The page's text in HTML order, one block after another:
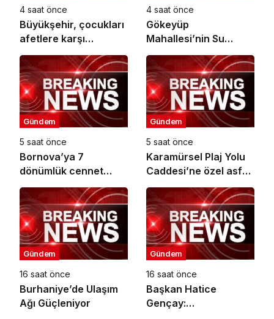
4 saat önce
Büyükşehir, çocukları
afetlere karşı
bilinçlendiriyor
4 saat önce
Gökeyüp
Mahallesi’nin Su
Sorunu Çözüme
Kavuşturuldu
Gündem
5 saat önce
Bornova’ya 7
dönümlük cennet
bahçesi
Gündem
5 saat önce
Karamürsel Plaj Yolu
Caddesi’ne özel asfalt
dokunuşu
Gündem
16 saat önce
Burhaniye’de Ulaşım
Ağı Güçleniyor
Gündem
16 saat önce
Başkan Hatice
Gençay: